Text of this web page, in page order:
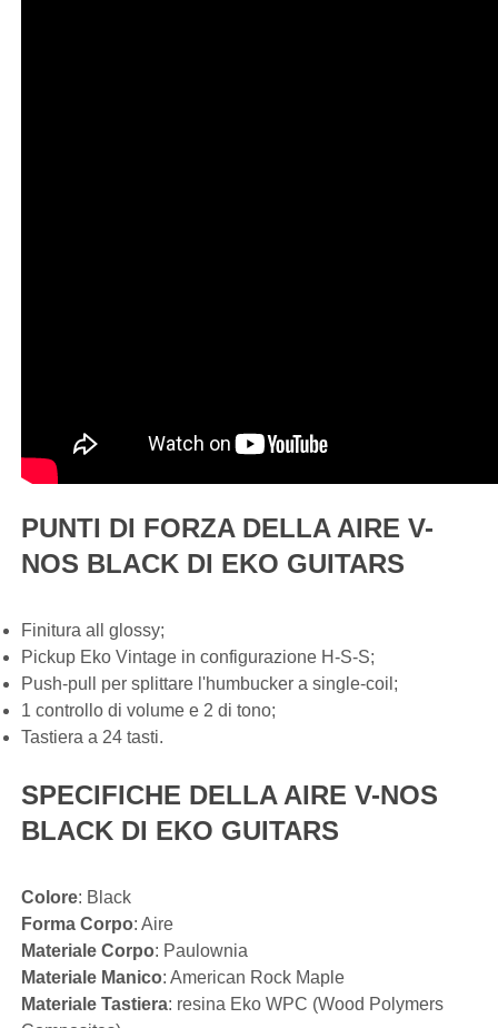
PUNTI DI FORZA DELLA AIRE V-
NOS BLACK DI EKO GUITARS
Finitura all glossy;
Pickup Eko Vintage in configurazione H-S-S;
Push-pull per splittare l'humbucker a single-coil;
1 controllo di volume e 2 di tono;
Tastiera a 24 tasti.
SPECIFICHE DELLA AIRE V-NOS
BLACK DI EKO GUITARS
Colore: Black
Forma Corpo: Aire
Materiale Corpo: Paulownia
Materiale Manico: American Rock Maple
Materiale Tastiera: resina Eko WPC (Wood Polymers